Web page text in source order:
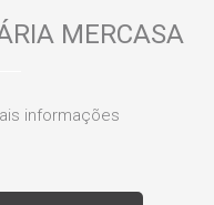
MERCASA
informações